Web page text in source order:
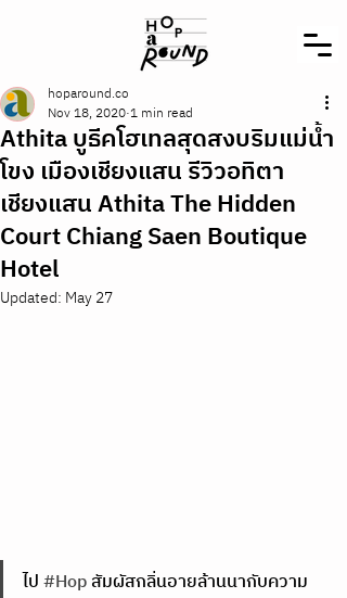
Athita บูธีคโฮเทลสุดสงบริมแม่น้ำ
โขง เมืองเชียงแสน รีวิวอทิตา
เชียงแสน Athita The Hidden
Court Chiang Saen Boutique
Hotel
hoparound.co
Nov 18, 2020 1 min read
Updated: May 27
ไป #Hop สัมผัสกลิ่นอายล้านนากับความ